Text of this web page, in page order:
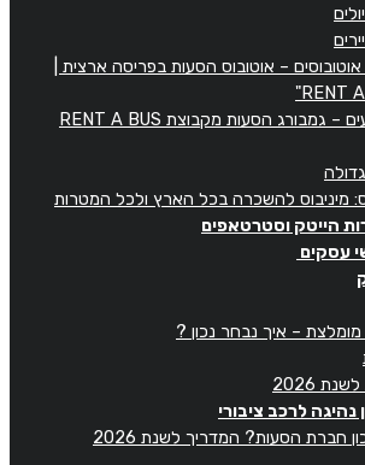
– אוטובוס הסעות בפריסה ארצית |
הסעות לאירועים – גמבורג הסעות מקבוצת RENT A BUS
מיניבוס להשכרה בכל הארץ ולכל המטרות
הייטק וסטרטאפים
עסקים
– איך נבחר נכון ?
2026
נהיגה לרכב ציבורי
חברת הסעות? המדריך לשנת 2026